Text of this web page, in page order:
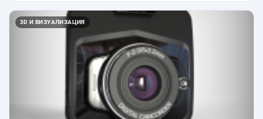
3D И ВИЗУАЛИЗАЦИЯ